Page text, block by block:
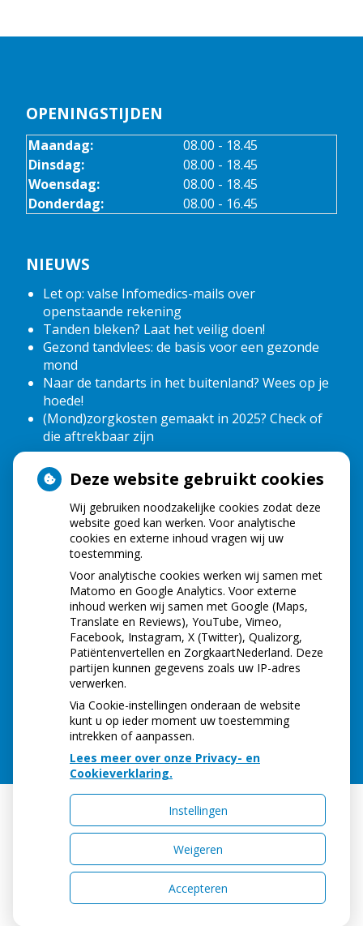
OPENINGSTIJDEN
Maandag:
08.00 - 18.45
Dinsdag:
08.00 - 18.45
Woensdag:
08.00 - 18.45
Donderdag:
08.00 - 16.45
NIEUWS
Let op: valse Infomedics-mails over
openstaande rekening
Tanden bleken? Laat het veilig doen!
Gezond tandvlees: de basis voor een gezonde
mond
Naar de tandarts in het buitenland? Wees op je
hoede!
(Mond)zorgkosten gemaakt in 2025? Check of
die aftrekbaar zijn
HOE GEZOND IS JE MOND?
Uw Zorg Online|Beheer
Privacy verklaring Cookie-instellingen Voorwaarden
Deze website gebruikt cookies
Wij gebruiken noodzakelijke cookies zodat deze
website goed kan werken. Voor analytische
cookies en externe inhoud vragen wij uw
toestemming.
Voor analytische cookies werken wij samen met
Matomo en Google Analytics. Voor externe
inhoud werken wij samen met Google (Maps,
Translate en Reviews), YouTube, Vimeo,
Facebook, Instagram, X (Twitter), Qualizorg,
Patiëntenvertellen en ZorgkaartNederland. Deze
partijen kunnen gegevens zoals uw IP-adres
verwerken.
Via Cookie-instellingen onderaan de website
kunt u op ieder moment uw toestemming
intrekken of aanpassen.
Lees meer over onze Privacy- en
Cookieverklaring.
Instellingen
Weigeren
Accepteren